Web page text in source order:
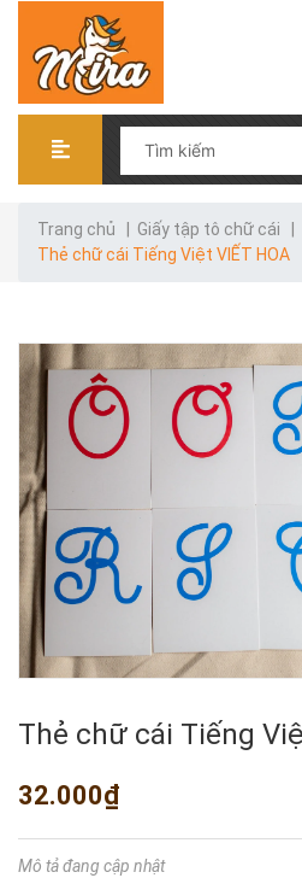
Trang chủ Giấy tập tô chữ cái
Thẻ chữ cái Tiếng Việt VIẾT HOA
Thẻ chữ cái Tiếng
32.000₫
Mô tả đang cập nhật